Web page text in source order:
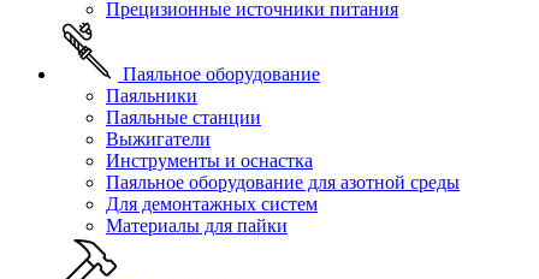
Прецизионные источники питания
Паяльное оборудование
Паяльники
Паяльные станции
Выжигатели
Инструменты и оснастка
Паяльное оборудование для азотной среды
Для демонтажных систем
Материалы для пайки